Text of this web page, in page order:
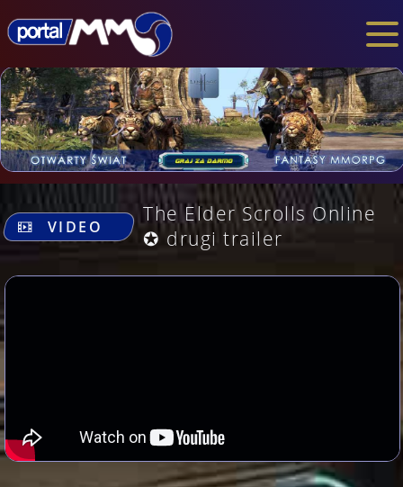
.
VIDEO
The Elder Scrolls Online
✪ drugi trailer